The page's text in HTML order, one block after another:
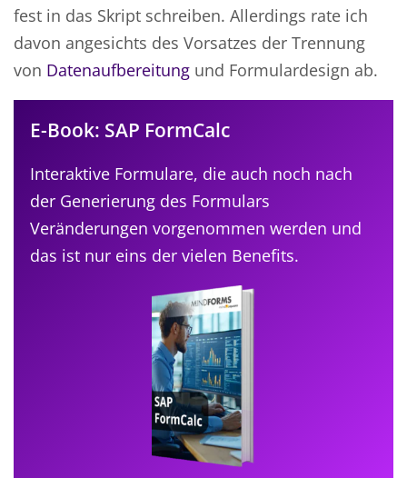
fest in das Skript schreiben. Allerdings rate ich
davon angesichts des Vorsatzes der Trennung
von Datenaufbereitung und Formulardesign ab.
E-Book: SAP FormCalc
Interaktive Formulare, die auch noch nach
der Generierung des Formulars
Veränderungen vorgenommen werden und
das ist nur eins der vielen Benefits.